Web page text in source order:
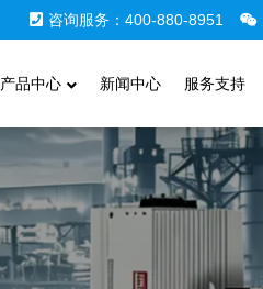
咨询服务：400-880-8951
产品中心 新闻中心 服务支持